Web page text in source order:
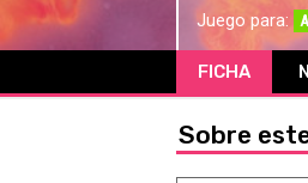
Juego para:
FICHA
Sobre